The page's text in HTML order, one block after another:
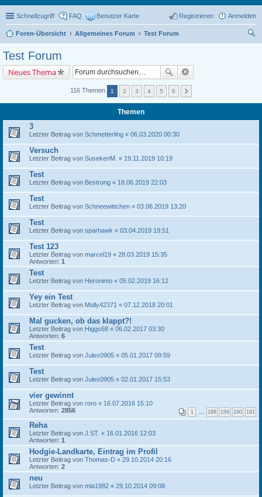
Schnellzugriff FAQ Benutzer Karte Anmelden
Registrieren
Foren-Übersicht Allgemeines Forum
Test Forum
Test Forum
Neues Thema
116 Themen 1 2 3 4 5 6
Themen
3
Letzter Beitrag von Schmetterling « 06.03.2020 00:30
Versuch
Letzter Beitrag von SusekenM. « 19.11.2019 10:19
Test
Letzter Beitrag von Bestrong « 18.06.2019 22:03
Test
Letzter Beitrag von Schneewittchen « 03.06.2019 13:20
Test
Letzter Beitrag von sparhawk « 03.04.2019 19:51
Test 123
Letzter Beitrag von marcel19 « 28.03.2019 15:35
Antworten: 1
Test
Letzter Beitrag von Heronimo « 05.02.2019 16:12
Yey ein Test
Letzter Beitrag von Molly42371 « 07.12.2018 20:01
Mal gucken, ob das klappt?!
Letzter Beitrag von Higgs68 « 06.02.2017 03:30
Antworten: 6
Test
Letzter Beitrag von Jules0905 « 05.01.2017 09:59
Test
Letzter Beitrag von Jules0905 « 02.01.2017 15:53
vier gewinnt
Letzter Beitrag von roro « 16.07.2016 15:10
Antworten: 2856 1 … 188 189 190 191
Reha
Letzter Beitrag von J.ST. « 16.01.2016 12:03
Antworten: 1
Hodgie-Landkarte, Eintrag im Profil
Letzter Beitrag von Thomas-D « 29.10.2014 20:16
Antworten: 2
neu
Letzter Beitrag von mia1982 « 29.10.2014 09:08